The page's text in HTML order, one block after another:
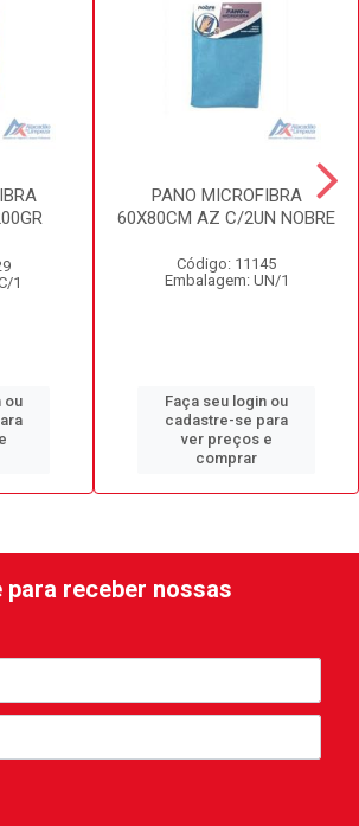
1
ou
PANO MICROFIBRA
60X80CM AZ C/2UN NOBRE
Código: 11145
Embalagem: UN/1
Faça seu login ou
cadastre-se para
ver preços e
comprar
receber nossas